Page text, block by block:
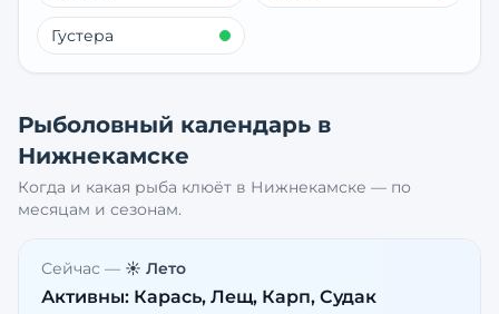
Густера
Рыболовный календарь в
Нижнекамске
Когда и какая рыба клюёт в Нижнекамске — по
месяцам и сезонам.
Сейчас — ☀️ Лето
Активны: Карась, Лещ, Карп, Судак